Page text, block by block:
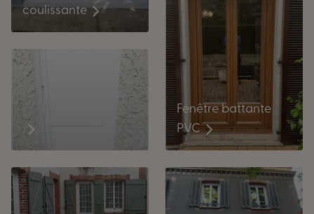
coulissante
Fenêtre battante
PVC